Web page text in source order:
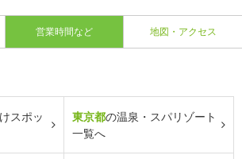
営業時間など 地図・アクセス
スポッ
東京都の温泉・スパリゾート
一覧へ